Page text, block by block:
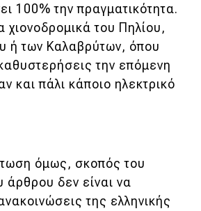
100% την πραγματικότητα.
χιονοδρομικά του Πηλίου,
ή των Καλαβρύτων, όπου
την επόμενη
και πάλι κάποιο ηλεκτρικό
όμως, σκοπός του
άρθρου δεν είναι να
της ελληνικής